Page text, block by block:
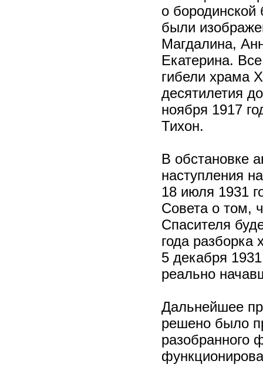
о бородинской
были
Магдалина,
Екатерина.
гибели храма
десятилетия
ноября 1917
Тихон.
В обстановке
наступления
18 июля 1931
Совета о том,
Спасителя
года
5 декабря
реально
Дальнейшее
решено было
разобранного